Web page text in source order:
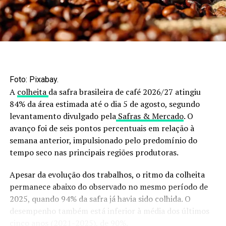
Assim, as investigações seguem em andamento, com
análise do material apreendido. As medidas buscam
assegurar o cumprimento das normas sanitárias e
forma, preservando a imagem do Brasil como
fornecedor confiável no mercado internacional.
*Sob supervisão de Luis Roberto Toledo
RELATED TOPICS:
CNA realiza levantamento de custos de produção em
diferentes regiões
DON'T MISS
Governo do RS atualiza dados sobre as chuvas no estado
Foto: Pixabay.
A colheita da safra brasileira de café 2026/27 atingiu
84% da área estimada até o dia 5 de agosto, segundo
levantamento divulgado pelaSafras & Mercado. O
avanço foi de seis pontos percentuais em relação à
semana anterior, impulsionado pelo predomínio do
tempo seco nas principais regiões produtoras.
Apesar da evolução dos trabalhos, o ritmo da colheita
permanece abaixo do observado no mesmo período de
2025, quando 94% da safra já havia sido colhida. O
desempenho também está inferior à média dos últimos